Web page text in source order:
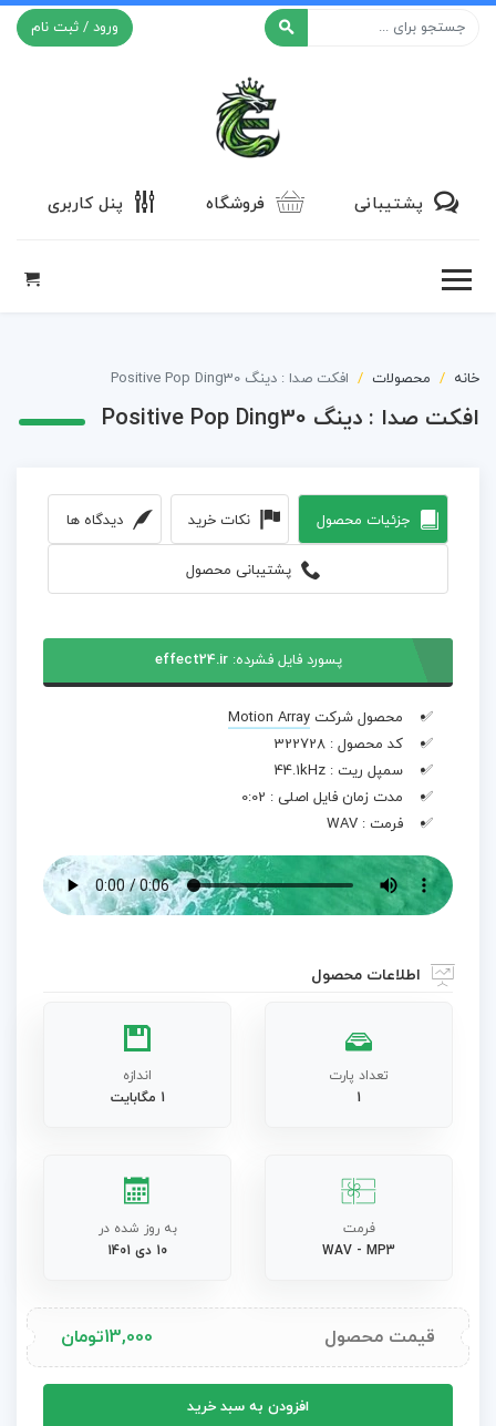
ورود / ثبت نام
پشتیبانی فروشگاه پنل کاربری
خانه محصولات افکت صدا : دینگ Positive Pop Ding30
افکت صدا : دینگ Positive Pop Ding30
جزئیات محصول نکات خرید دیدگاه ها
پشتیبانی محصول
پسورد فایل فشرده:effect24.ir
محصول شرکت Motion Array
کد محصول : 322728
سمپل ریت : 44.1kHz
مدت زمان فایل اصلی : 0:02
فرمت : WAV
اطلاعات محصول
تعداد پارت
1
اندازه
1 مگابایت
فرمت
WAV - MP3
به روز شده در
10 دی 1401
قیمت محصول 13,000تومان
افزودن به سبد خرید